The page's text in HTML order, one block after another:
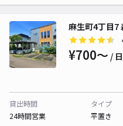
麻生町4丁目7
¥700〜 / 日
貸出時間
24時間営業
タイプ
平置き